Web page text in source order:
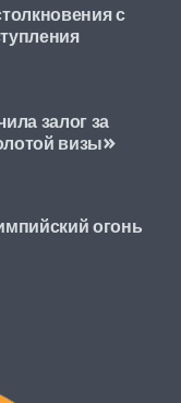
с
залог за
визы»
огонь